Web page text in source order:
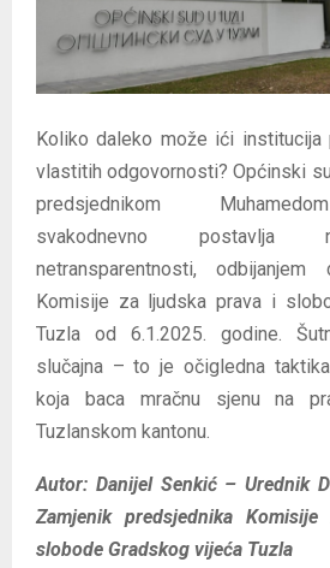
Koliko daleko može ići institucija
vlastitih odgovornosti? Općinski
predsjednikom
svakodnevno postavlja
netransparentnosti,
Komisije za ljudska prava i
Tuzla od 6.1.2025. godine.
slučajna – to je očigledna
koja baca mračnu sjenu na
Tuzlanskom kantonu.
Autor: Danijel Senkić – Urednik
Zamjenik predsjednika
slobode Gradskog vijeća Tuzla